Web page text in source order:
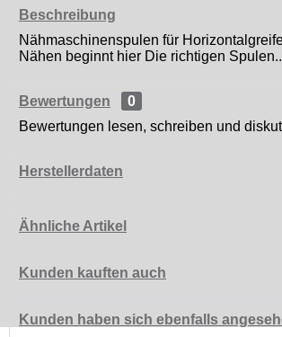
Beschreibung
Nähmaschinenspulen für
Nähen beginnt hier Die richtigen
Bewertungen
0
Bewertungen lesen, schreiben und
Herstellerdaten
Ähnliche Artikel
Kunden kauften auch
Kunden haben sich ebenfalls